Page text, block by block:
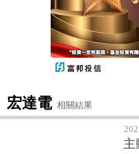
宏達電 相關結果
主